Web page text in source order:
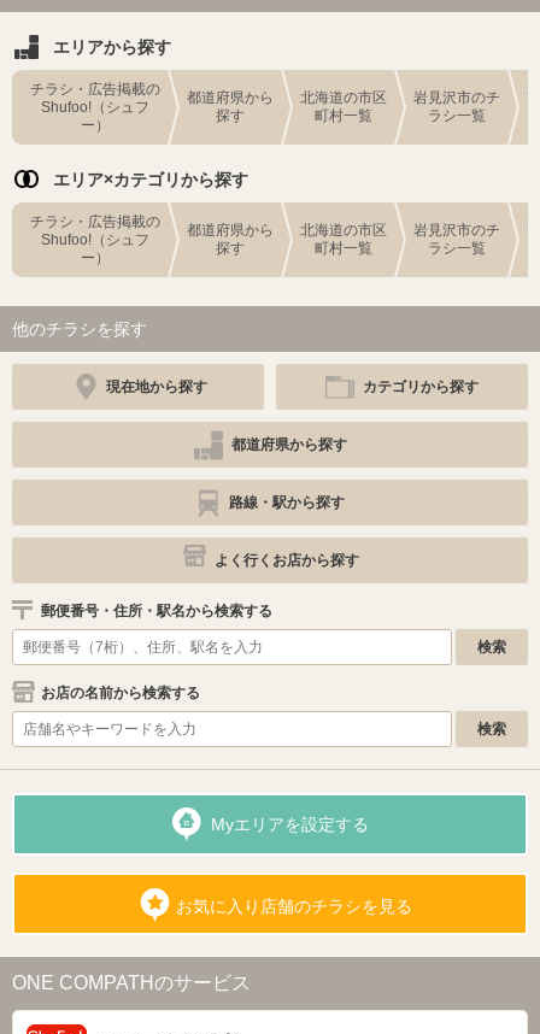
エリアから探す
チラシ・広告掲載の
Shufoo!（シュフ
ー）
都道府県から
探す
北海道の市区
町村一覧
岩見沢市のチ
ラシ一覧
エリア×カテゴリから探す
チラシ・広告掲載の
Shufoo!（シュフ
ー）
都道府県から
探す
北海道の市区
町村一覧
岩見沢市のチ
ラシ一覧
他のチラシを探す
現在地から探す カテゴリから探す
都道府県から探す
路線・駅から探す
よく行くお店から探す
郵便番号・住所・駅名から検索する
お店の名前から検索する
Myエリアを設定する
お気に入り店舗のチラシを見る
ONE COMPATHのサービス